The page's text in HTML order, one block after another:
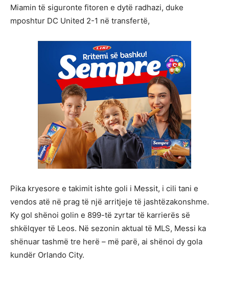
Miamin të siguronte fitoren e dytë radhazi, duke
mposhtur DC United 2-1 në transfertë,
Pika kryesore e takimit ishte goli i Messit, i cili tani e
vendos atë në prag të një arritjeje të jashtëzakonshme.
Ky gol shënoi golin e 899-të zyrtar të karrierës së
shkëlqyer të Leos. Në sezonin aktual të MLS, Messi ka
shënuar tashmë tre herë – më parë, ai shënoi dy gola
kundër Orlando City.